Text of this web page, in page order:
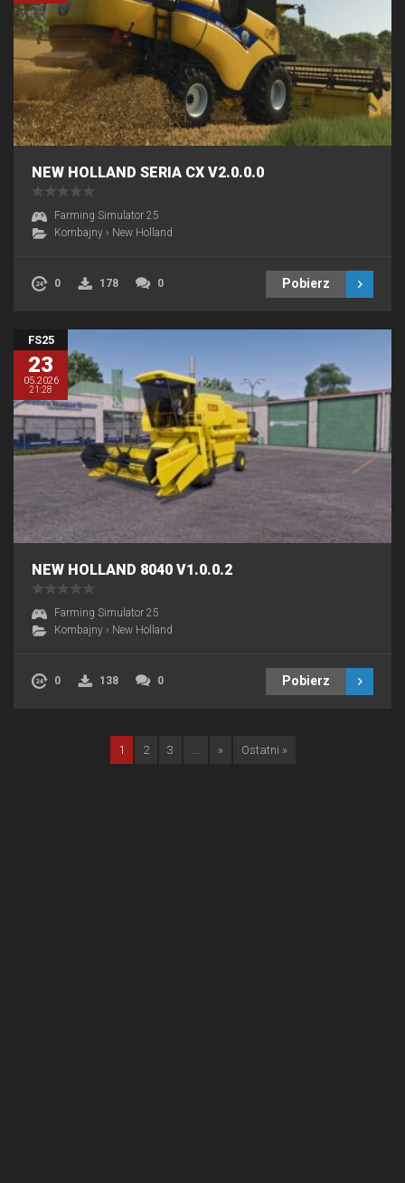
NEW HOLLAND SERIA CX V2.0.0.0
Farming Simulator 25
Kombajny › New Holland
0 178 0 Pobierz
FS25
23
05.2026
21:28
NEW HOLLAND 8040 V1.0.0.2
Farming Simulator 25
Kombajny › New Holland
0 138 0 Pobierz
1 2 3 » Ostatni »